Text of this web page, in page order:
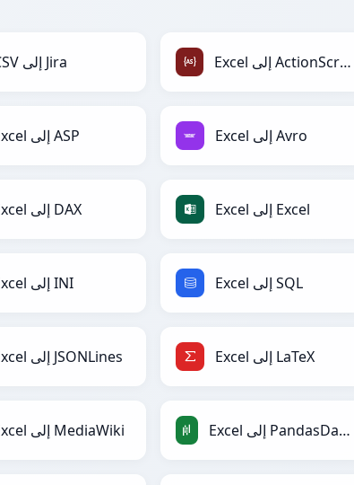
CSV إلى Jira Excel إلى ActionScript
Excel إلى ASP Excel إلى Avro
Excel إلى DAX Excel إلى Excel
Excel إلى INI Excel إلى SQL
Excel إلى JSONLines Excel إلى LaTeX
Excel إلى MediaWiki Excel إلى PandasDataFrame